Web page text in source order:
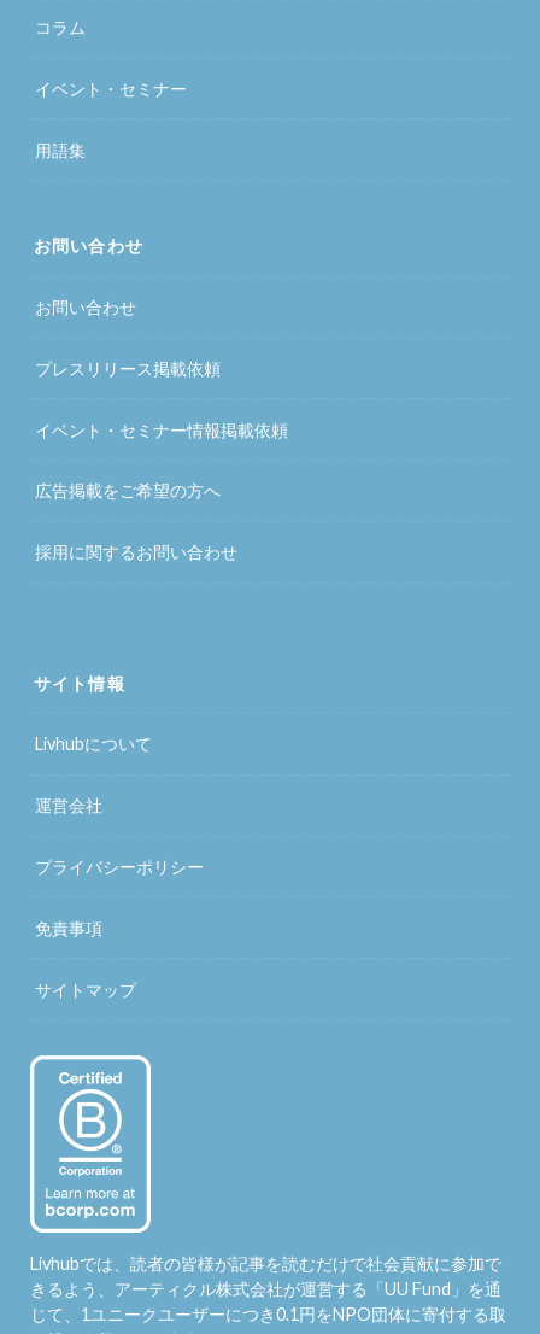
コラム
イベント・セミナー
用語集
お問い合わせ
お問い合わせ
プレスリリース掲載依頼
イベント・セミナー情報掲載依頼
広告掲載をご希望の方へ
採用に関するお問い合わせ
サイト情報
Livhubについて
運営会社
プライバシーポリシー
免責事項
サイトマップ
Livhubでは、読者の皆様が記事を読むだけで社会貢献に参加で
きるよう、アーティクル株式会社が運営する「UU Fund 」を通
じて、1ユニークユーザーにつき0.1円をNPO団体に寄付する取